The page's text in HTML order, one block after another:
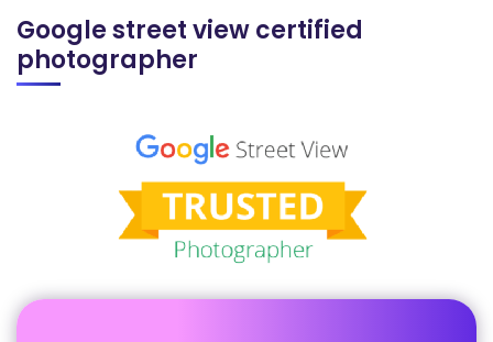
Google street view certified
photographer